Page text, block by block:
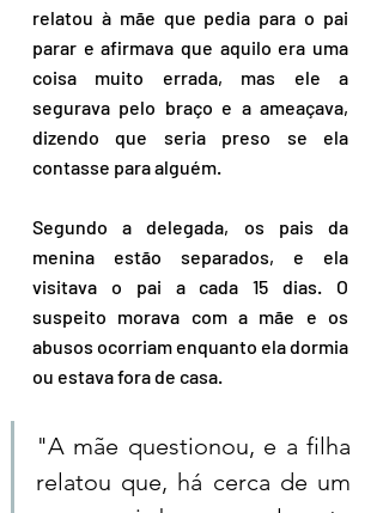
relatou à mãe que pedia para o pai
parar e afirmava que aquilo era uma
coisa muito errada, mas ele a
segurava pelo braço e a ameaçava,
dizendo que seria preso se ela
contasse para alguém.
Segundo a delegada, os pais da
menina estão separados, e ela
visitava o pai a cada 15 dias. O
suspeito morava com a mãe e os
abusos ocorriam enquanto ela dormia
ou estava fora de casa.
"A mãe questionou, e a filha
relatou que, há cerca de um